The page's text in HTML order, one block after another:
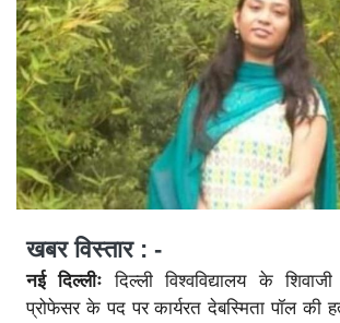
खबर विस्तार : -
नई दिल्लीः दिल्ली विश्वविद्यालय के
प्रोफेसर के पद पर कार्यरत देबस्मिता पॉल की